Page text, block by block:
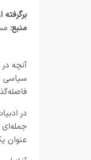
برگرفته
منبع:
آنچه
سیاسی
در
جمله‌ای
عنوان